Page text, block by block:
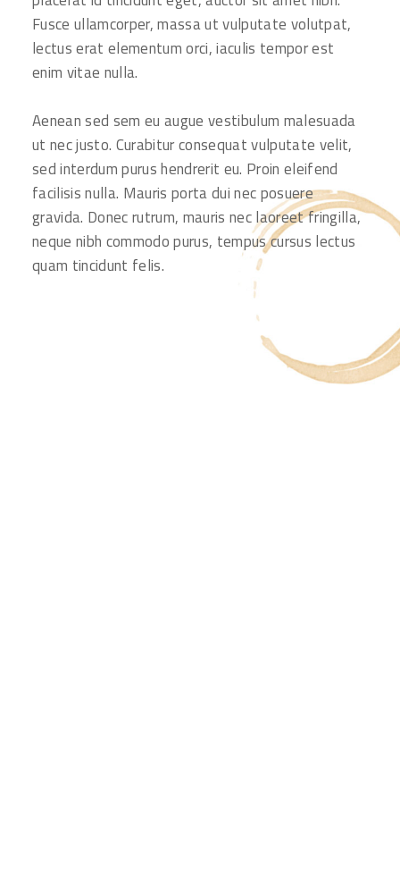
Fusce ullamcorper, massa ut vulputate volutpat,
lectus erat elementum orci, iaculis tempor est
enim vitae nulla.
Aenean sed sem eu augue vestibulum malesuada
ut nec justo. Curabitur consequat vulputate velit,
sed interdum purus hendrerit eu. Proin eleifend
facilisis nulla. Mauris porta dui nec posuere
gravida. Donec rutrum, mauris nec laoreet fringilla,
neque nibh commodo purus, tempus cursus lectus
quam tincidunt felis.